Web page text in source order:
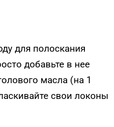
для полоскания
добавьте в нее
масла (на 1
свои локоны